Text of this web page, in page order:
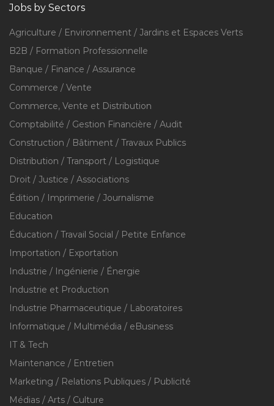
Jobs by Sectors
Agriculture / Environnement / Jardins et Espaces Verts
B2B / Formation Professionnelle
Banque / Finance / Assurance
Commerce / Vente
Commerce, Vente et Distribution
Comptabilité / Gestion Financière / Audit
Construction / Bâtiment / Travaux Publics
Distribution / Transport / Logistique
Droit / Justice / Associations
Édition / Imprimerie / Journalisme
Education
Éducation / Travail Social / Petite Enfance
Importation / Exportation
Industrie / Ingénierie / Énergie
Industrie et Production
Industrie Pharmaceutique / Laboratoires
Informatique / Multimédia / eBusiness
IT & Tech
Maintenance / Entretien
Marketing / Relations Publiques / Publicité
Médias / Arts / Culture